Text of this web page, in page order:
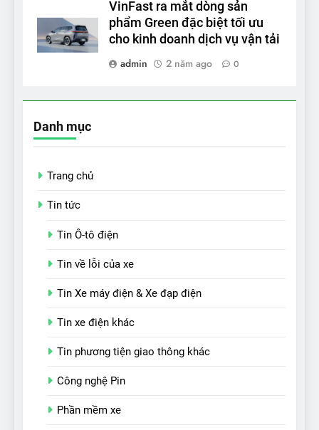
VinFast ra mắt dòng sản
phẩm Green đặc biệt tối ưu
cho kinh doanh dịch vụ vận tải
admin
2 năm ago 0
Danh mục
Trang chủ
Tin tức
Tin Ô-tô điện
Tin về lỗi của xe
Tin Xe máy điện & Xe đạp điện
Tin xe điện khác
Tin phương tiện giao thông khác
Công nghệ Pin
Phần mềm xe